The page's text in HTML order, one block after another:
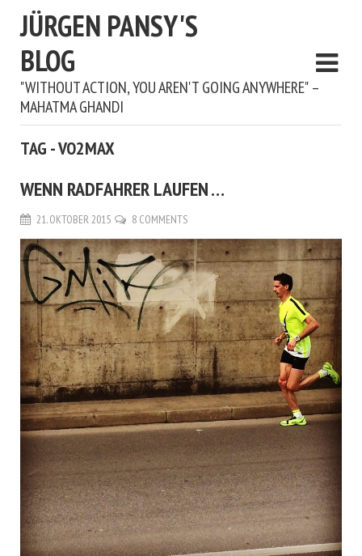
JÜRGEN PANSY'S
BLOG
"WITHOUT ACTION, YOU AREN'T GOING ANYWHERE" –
MAHATMA GHANDI
TAG - VO2MAX
WENN RADFAHRER LAUFEN …
21. OKTOBER 2015 8 COMMENTS